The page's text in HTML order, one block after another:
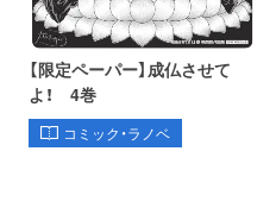
【限定ペーパー】成仏させて
よ！ 4巻
コミック・ラノベ